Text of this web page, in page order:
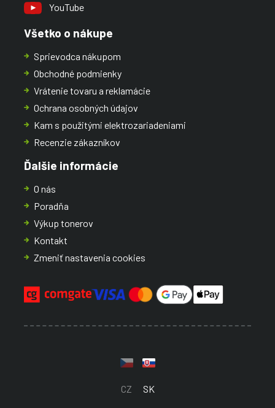
YouTube
Všetko o nákupe
Sprievodca nákupom
Obchodné podmienky
Vrátenie tovaru a reklamácie
Ochrana osobných údajov
Kam s použitými elektrozariadeniami
Recenzie zákazníkov
Ďalšie informácie
O nás
Poradňa
Výkup tonerov
Kontakt
Zmeniť nastavenia cookies
CZ SK